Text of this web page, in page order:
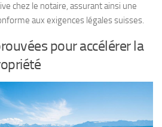
chez le notaire, assurant ainsi une
aux exigences légales suisses.
pour accélérer la